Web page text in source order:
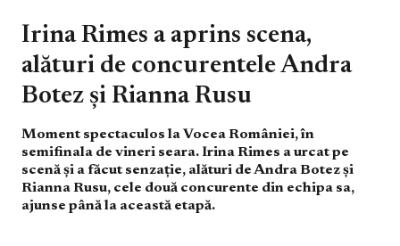
Irina Rimes a aprins scena,
alături de concurentele Andra
Botez și Rianna Rusu
Moment spectaculos la Vocea României, în
semifinala de vineri seara. Irina Rimes a urcat pe
scenă și a făcut senzație, alături de Andra Botez și
Rianna Rusu, cele două concurente din echipa sa,
ajunse până la această etapă.